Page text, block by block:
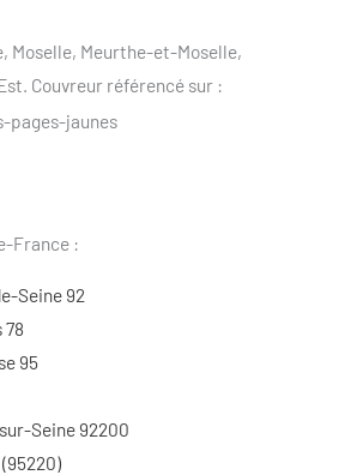
Moselle, Meurthe-et-Moselle,
Couvreur référencé sur :
France :
Seine 92
78
95
Seine 92200